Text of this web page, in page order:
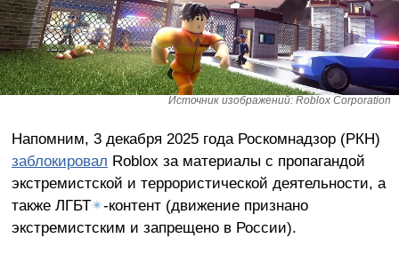
Источник изображений: Roblox Corporation
Напомним, 3 декабря 2025 года Роскомнадзор (РКН)
заблокировал Roblox за материалы с пропагандой
экстремистской и террористической деятельности, а
также ЛГБТ✴-контент (движение признано
экстремистским и запрещено в России).